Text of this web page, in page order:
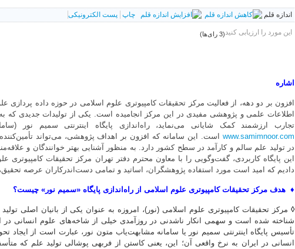
اندازه قلم چاپ پست الکترونیکی
این مورد را ارزیابی کنید(3 رای‌ها)
اشاره
افزون بر دو دهه، از فعالیت مرکز تحقیقات کامپیوتری علوم اسلامی در حوزه داده
اطلاعات علمی و پژوهشی مفیدی در این مرکز انجامیده است. یکی از تولیدات جدیدی که به
تجارب ارزشمند کمک شایانی می‌نماید، راه‌اندازی پایگاه اینترنتی سمیم نور
www.samimnoor.com است. این سامانه که افزون بر اهداف پژوهشی، می‌تواند
در تولید علم سالم و کارآمد در سطح کشور دارد. به منظور آشنایی بهتر خوانندگان و
این پایگاه کاربردی، گفت‌وگویی را با معاون محترم دفتر تهران مرکز تحقیقات کامپیوتری
دادیم که امید است مورد استفاده پژوهشگران، اساتید و تمامی دست‌اندرکاران عرصه
♦ هدف مرکز تحقیقات کامپیوتری علوم اسلامی از راه‌اندازی پایگاه «سمیم نور» چیست؟
◊ مرکز تحقیقات کامپیوتری علوم اسلامی (نور)، امروزه به عنوان یکی از بانیان اصلی
شناخته شده است و سهمی انکار ناشدنی در روزآمدی خیلی از شاخه‌های علوم انسانی در
تأسیس پایگاه اینترنتی سمیم نور یا سامانه مشابهت‌یاب متون نور، عبارت است از ایجاد
انسانی در ایران به نرخ واقعی آن؛ این، یعنی کاستن از فربهی پوشالی تولید علم که